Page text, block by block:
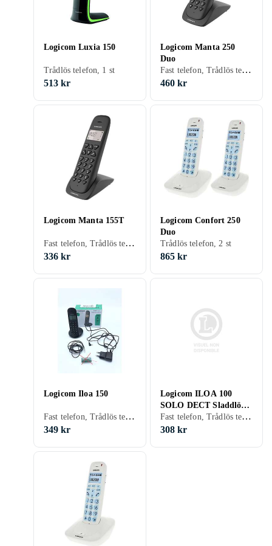
Logicom Luxia 150
Trådlös telefon, 1 st
513 kr
Logicom Manta 250
Duo
Fast telefon, Trådlös telefon, 2 st, Högtalarfunktion
460 kr
Logicom Manta 155T
Fast telefon, Trådlös telefon, 2 st, Högtalarfunktion
336 kr
Logicom Confort 250
Duo
Trådlös telefon, 2 st
865 kr
Logicom Iloa 150
Fast telefon, Trådlös telefon
349 kr
Logicom ILOA 100
SOLO DECT Sladdlös
telefon
Fast telefon, Trådlös telefon
308 kr